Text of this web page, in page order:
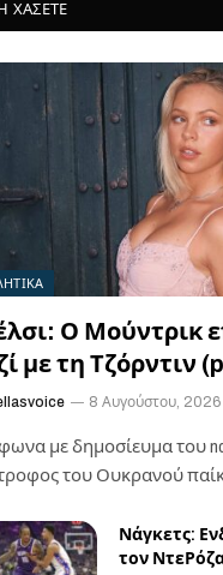
ΧΆΣΕΤΕ
Ο Μούντρικ
με τη Τζόρντιν
8 Αυγούστου, 2026
με δημοσίευμα του
του Ουκρανού
Νάγκετς:
τον